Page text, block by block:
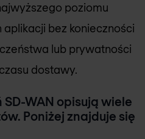
poziomu
bez konieczności
lub prywatności
dostawy.
WAN opisują wiele
Poniżej znajduje się